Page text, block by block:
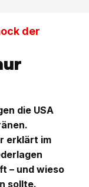
der
die USA
erklärt im
– und wieso
sollte.